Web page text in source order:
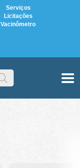
Serviços
Licitações
Vacinômetro